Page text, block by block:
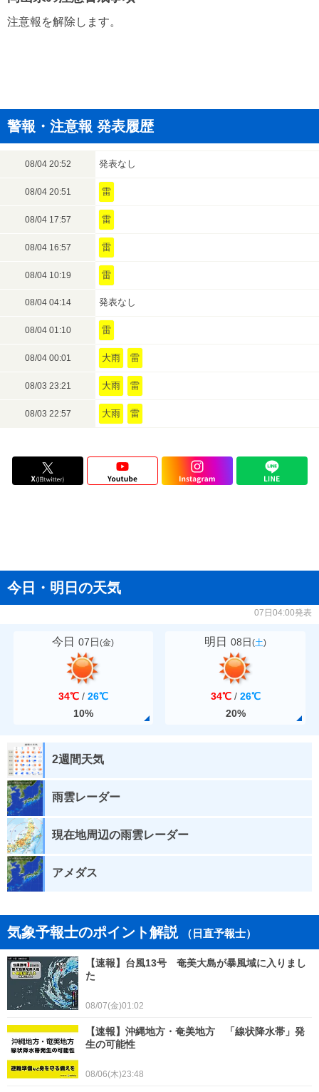
注意報を解除します。
警報・注意報 発表履歴
08/04 20:52 発表なし
08/04 20:51 雷
08/04 17:57 雷
08/04 16:57 雷
08/04 10:19 雷
08/04 04:14 発表なし
08/04 01:10 雷
08/04 00:01 大雨 雷
08/03 23:21 大雨 雷
08/03 22:57 大雨 雷
今日・明日の天気
07日04:00発表
今日 07日(金)
34℃ / 26℃
10%
明日 08日(土)
34℃ / 26℃
20%
2週間天気
雨雲レーダー
現在地周辺の雨雲レーダー
アメダス
気象予報士のポイント解説 （日直予報士）
【速報】台風13号 奄美大島が暴風域に入りまし
た
08/07(金)01:02
【速報】沖縄地方・奄美地方 「線状降水帯」発
生の可能性
08/06(木)23:48